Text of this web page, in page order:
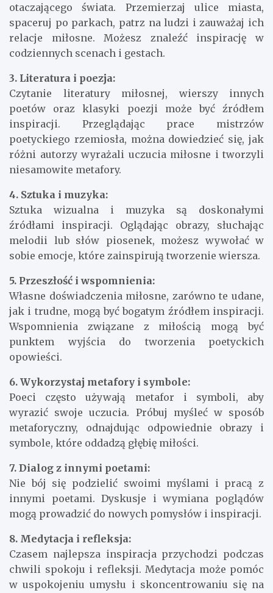
otaczającego świata. Przemierzaj ulice miasta,
spaceruj po parkach, patrz na ludzi i zauważaj ich
relacje miłosne. Możesz znaleźć inspirację w
codziennych scenach i gestach.
3. Literatura i poezja:
Czytanie literatury miłosnej, wierszy innych
poetów oraz klasyki poezji może być źródłem
inspiracji. Przeglądając prace mistrzów
poetyckiego rzemiosła, można dowiedzieć się, jak
różni autorzy wyrażali uczucia miłosne i tworzyli
niesamowite metafory.
4. Sztuka i muzyka:
Sztuka wizualna i muzyka są doskonałymi
źródłami inspiracji. Oglądając obrazy, słuchając
melodii lub słów piosenek, możesz wywołać w
sobie emocje, które zainspirują tworzenie wiersza.
5. Przeszłość i wspomnienia:
Własne doświadczenia miłosne, zarówno te udane,
jak i trudne, mogą być bogatym źródłem inspiracji.
Wspomnienia związane z miłością mogą być
punktem wyjścia do tworzenia poetyckich
opowieści.
6. Wykorzystaj metafory i symbole:
Poeci często używają metafor i symboli, aby
wyrazić swoje uczucia. Próbuj myśleć w sposób
metaforyczny, odnajdując odpowiednie obrazy i
symbole, które oddadzą głębię miłości.
7. Dialog z innymi poetami:
Nie bój się podzielić swoimi myślami i pracą z
innymi poetami. Dyskusje i wymiana poglądów
mogą prowadzić do nowych pomysłów i inspiracji.
8. Medytacja i refleksja:
Czasem najlepsza inspiracja przychodzi podczas
chwili spokoju i refleksji. Medytacja może pomóc
w uspokojeniu umysłu i skoncentrowaniu się na